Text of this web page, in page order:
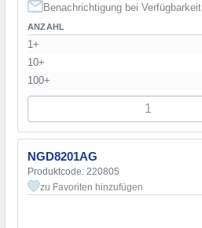
Benachrichtigung bei Verfügbarkeit
ANZAHL
1+
10+
100+
NGD8201AG
Produktcode: 220805
zu Favoriten hinzufügen